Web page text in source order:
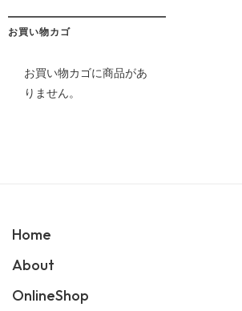
お買い物カゴ
お買い物カゴに商品があ
りません。
Home
About
OnlineShop